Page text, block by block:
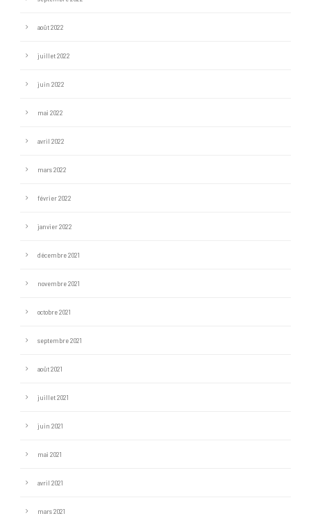
août 2022
juillet 2022
juin 2022
mai 2022
avril 2022
mars 2022
février 2022
janvier 2022
décembre 2021
novembre 2021
octobre 2021
septembre 2021
août 2021
juillet 2021
juin 2021
mai 2021
avril 2021
mars 2021